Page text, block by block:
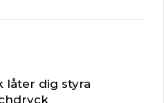
låter dig styra